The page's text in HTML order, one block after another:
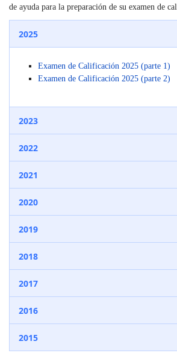
de ayuda para la preparación de su examen de
2025
Examen de Calificación 2025 (parte 1)
Examen de Calificación 2025 (parte 2)
2023
2022
2021
2020
2019
2018
2017
2016
2015